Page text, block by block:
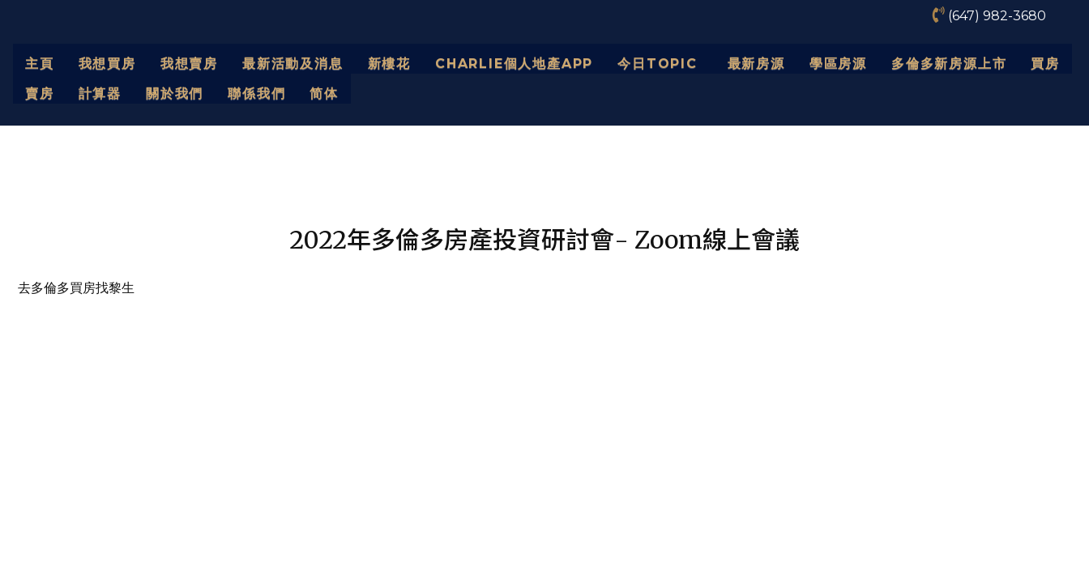
(647) 982-3680
主頁 我想買房 我想賣房 最新活動及消息 新樓花 CHARLIE個人地產APP 今日TOPIC 最新房源 學區房源 多倫多新房源上市
買房
賣房
計算器 關於我們 聯係我們 简体
2022年多倫多房產投資研討會- Zoom線上會議
去多倫多買房找黎生